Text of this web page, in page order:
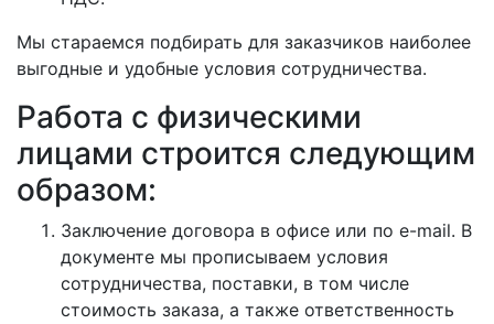
Мы стараемся подбирать для заказчиков наиболее
выгодные и удобные условия сотрудничества.
Работа с физическими
лицами строится следующим
образом:
Заключение договора в офисе или по e-mail. В
документе мы прописываем условия
сотрудничества, поставки, в том числе
стоимость заказа, а также ответственность